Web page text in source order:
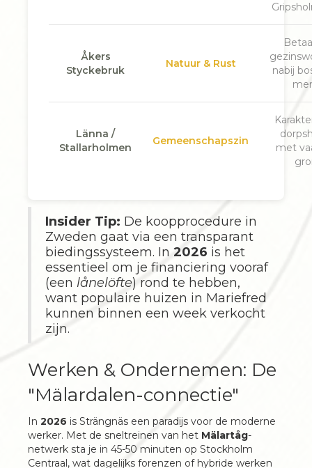
Åkers
Styckebruk
Natuur & Rust
nabij
Länna /
Stallarholmen
Gemeenschapszin
met
Insider Tip: De koopprocedure in
Zweden gaat via een transparant
biedingssysteem. In 2026 is het
essentieel om je financiering vooraf
(een lånelöfte) rond te hebben,
want populaire huizen in Mariefred
kunnen binnen een week verkocht
zijn.
Werken & Ondernemen: De
"Mälardalen-connectie"
In 2026 is Strängnäs een paradijs voor de moderne
werker. Met de sneltreinen van het Mälartåg-
netwerk sta je in 45-50 minuten op Stockholm
Centraal, wat dagelijks forenzen of hybride werken